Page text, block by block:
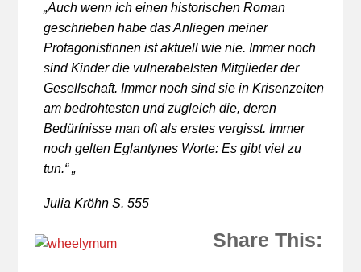
„Auch wenn ich einen historischen Roman
geschrieben habe das Anliegen meiner
Protagonistinnen ist aktuell wie nie. Immer noch
sind Kinder die vulnerabelsten Mitglieder der
Gesellschaft. Immer noch sind sie in Krisenzeiten
am bedrohtesten und zugleich die, deren
Bedürfnisse man oft als erstes vergisst. Immer
noch gelten Eglantynes Worte: Es gibt viel zu
tun.“ „
Julia Kröhn S. 555
Share This: